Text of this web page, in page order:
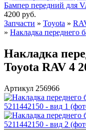
Бампер передний для
4200 руб.
Запчасти » Toyota »
» Накладка переднего
Накладка
Toyota RAV 4
Артикул 256966